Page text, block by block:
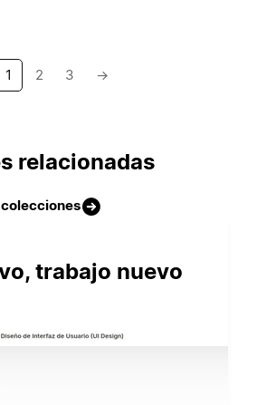
1 2 3 →
relacionadas
trabajo nuevo